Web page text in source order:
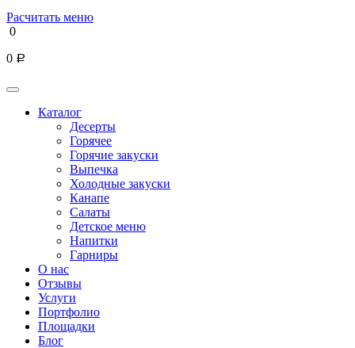
Расчитать меню
0
0 Р
Каталог
Десерты
Горячее
Горячие закуски
Выпечка
Холодные закуски
Канапе
Салаты
Детское меню
Напитки
Гарниры
О нас
Отзывы
Услуги
Портфолио
Площадки
Блог